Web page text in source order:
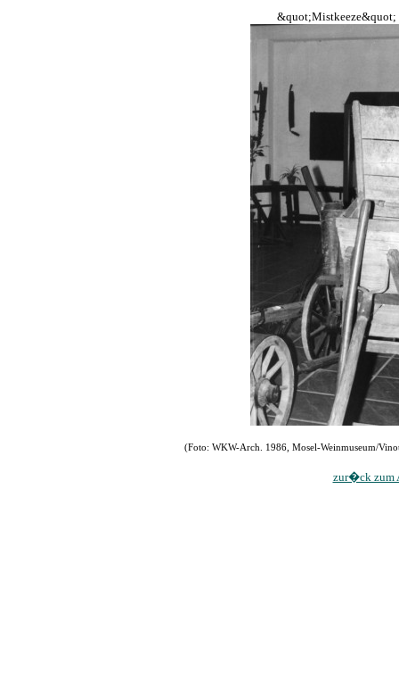
&quot;Mistkeeze&quot;
(Foto: WKW-Arch. 1986, Mosel-Weinmuseum/
zur�ck zum